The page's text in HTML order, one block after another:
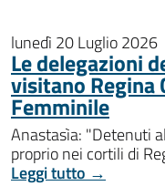
lunedì 20 Luglio 2026
Le delegazioni
visitano Regina
Femminile
Anastasìa: "Detenuti
proprio nei cortili di
Leggi tutto →